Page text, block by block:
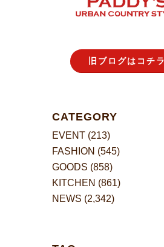
旧ブログはコチラ
CATEGORY
EVENT (213)
FASHION (545)
GOODS (858)
KITCHEN (861)
NEWS (2,342)